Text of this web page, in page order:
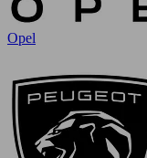
Opel